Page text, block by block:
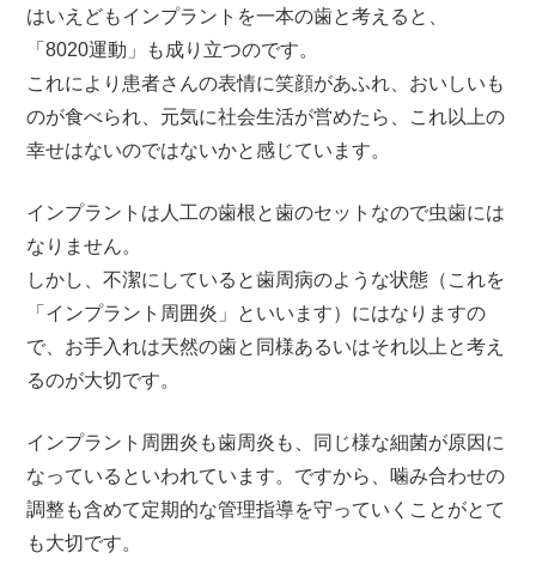
はいえどもインプラントを一本の歯と考えると、
「8020運動」も成り立つのです。
これにより患者さんの表情に笑顔があふれ、おいしいも
のが食べられ、元気に社会生活が営めたら、これ以上の
幸せはないのではないかと感じています。
インプラントは人工の歯根と歯のセットなので虫歯には
なりません。
しかし、不潔にしていると歯周病のような状態（これを
「インプラント周囲炎」といいます）にはなりますの
で、お手入れは天然の歯と同様あるいはそれ以上と考え
るのが大切です。
インプラント周囲炎も歯周炎も、同じ様な細菌が原因に
なっているといわれています。ですから、噛み合わせの
調整も含めて定期的な管理指導を守っていくことがとて
も大切です。